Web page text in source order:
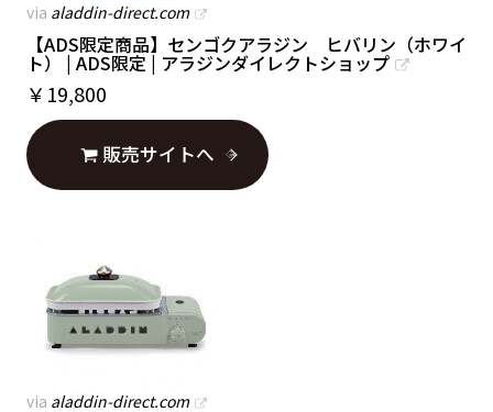
via aladdin-direct.com
【ADS限定商品】センゴクアラジン ヒバリン（ホワイ
ト） | ADS限定 | アラジンダイレクトショップ
￥ 19,800
販売サイトへ
via aladdin-direct.com